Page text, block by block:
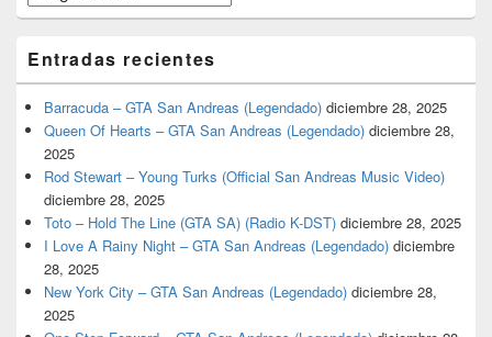
Entradas recientes
Barracuda – GTA San Andreas (Legendado) diciembre 28, 2025
Queen Of Hearts – GTA San Andreas (Legendado) diciembre 28,
2025
Rod Stewart – Young Turks (Official San Andreas Music Video)
diciembre 28, 2025
Toto – Hold The Line (GTA SA) (Radio K-DST) diciembre 28, 2025
I Love A Rainy Night – GTA San Andreas (Legendado) diciembre
28, 2025
New York City – GTA San Andreas (Legendado) diciembre 28,
2025